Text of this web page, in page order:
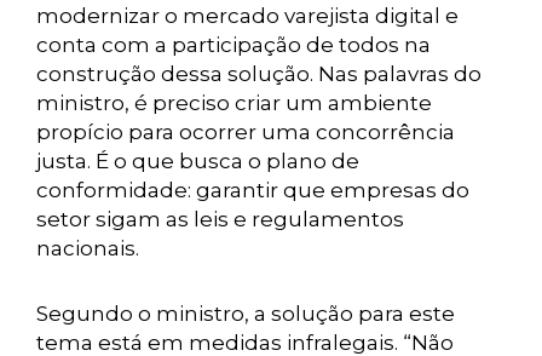
modernizar o mercado varejista digital e
conta com a participação de todos na
construção dessa solução. Nas palavras do
ministro, é preciso criar um ambiente
propício para ocorrer uma concorrência
justa. É o que busca o plano de
conformidade: garantir que empresas do
setor sigam as leis e regulamentos
nacionais.
Segundo o ministro, a solução para este
tema está em medidas infralegais. “Não